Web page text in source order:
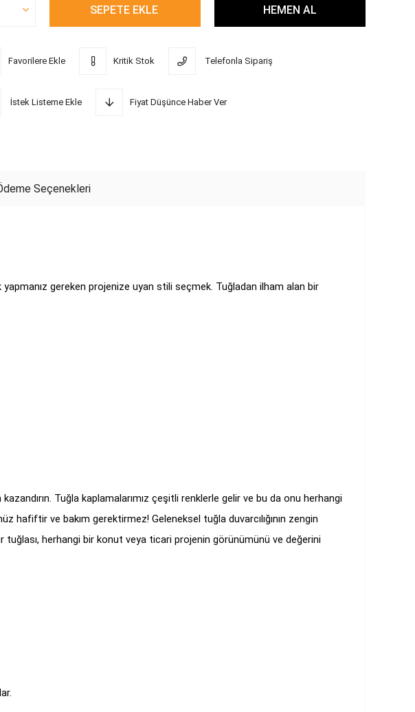
Favorilere Ekle Kritik Stok Telefonla Sipariş
İstek Listeme Ekle Fiyat Düşünce Haber Ver
Seçenekleri
gereken projenize uyan stili seçmek. Tuğladan ilham alan bir
Tuğla kaplamalarımız çeşitli renklerle gelir ve bu da onu herhangi
ve bakım gerektirmez! Geleneksel tuğla duvarcılığının zengin
herhangi bir konut veya ticari projenin görünümünü ve değerini